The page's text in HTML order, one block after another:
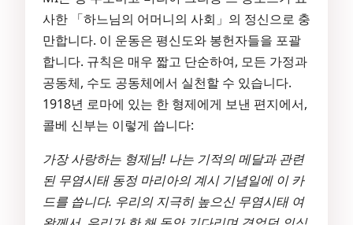
사한 「하느님의 어머니의 사회」의 정신으로 충
만합니다. 이 운동은 평신도와 봉헌자들을 포괄
합니다. 규칙은 매우 짧고 단순하여, 모든 가정과
공동체, 수도 공동체에서 실천할 수 있습니다.
1918년 로마에 있는 한 형제에게 보낸 편지에서,
콜베 신부는 이렇게 씁니다:
가장 사랑하는 형제님! 나는 기적의 메달과 관련
된 무염시태 동정 마리아의 계시 기념일에 이 카
드를 씁니다. 우리의 지극히 높으신 무염시태 여